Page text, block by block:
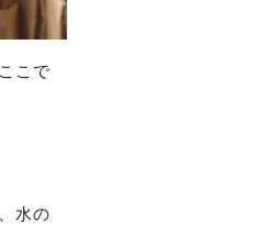
こで
水の